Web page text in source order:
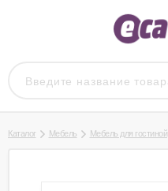
Каталог Мебель Мебель для гостиной